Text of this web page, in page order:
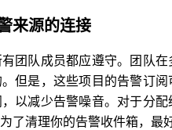
来源的连接
团队成员都应遵守。团队
但是，这些项目的告警订
以减少告警噪音。对于分
了清理你的告警收件箱，最